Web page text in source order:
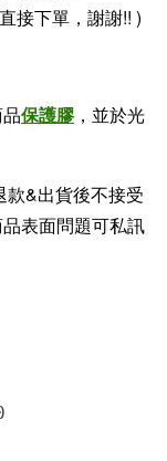
接下單，謝謝!! )
保護膠，並於光
款&出貨後不接受
表面問題可私訊